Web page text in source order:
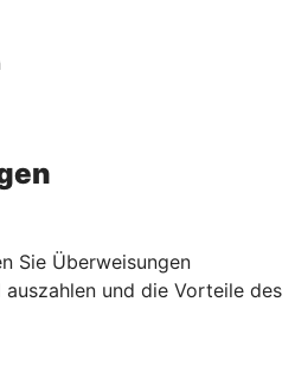
Sie Überweisungen
und die Vorteile des